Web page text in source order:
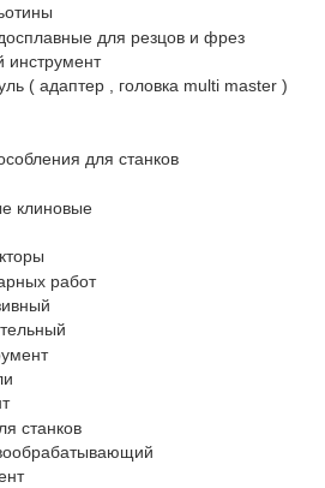
для резцов и фрез
инструмент
( адаптер , головка multi master )
для станков
клиновые
работ
станков